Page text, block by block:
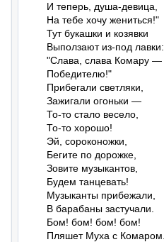
И теперь, душа-девица,
На тебе хочу жениться!"
Тут букашки и козявки
Выползают из-под лавки:
"Слава, слава Комару —
Победителю!"
Прибегали светляки,
Зажигали огоньки —
То-то стало весело,
То-то хорошо!
Эй, сороконожки,
Бегите по дорожке,
Зовите музыкантов,
Будем танцевать!
Музыканты прибежали,
В барабаны застучали.
Бом! бом! бом! бом!
Пляшет Муха с Комаром.